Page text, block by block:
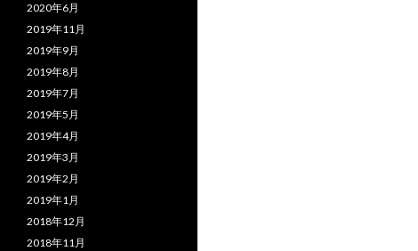
2020年6月
2019年11月
2019年9月
2019年8月
2019年7月
2019年5月
2019年4月
2019年3月
2019年2月
2019年1月
2018年12月
2018年11月